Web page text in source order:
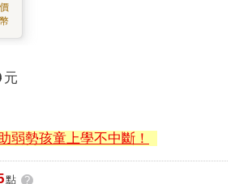
元
弱勢孩童上學不中斷！
點 ?